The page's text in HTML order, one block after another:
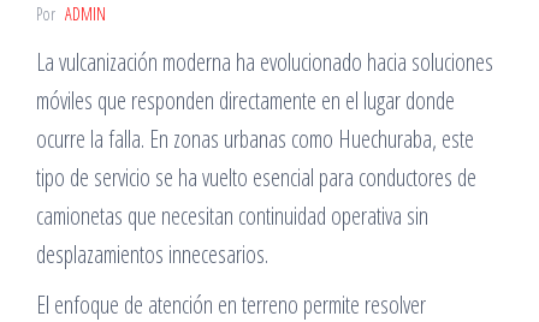
Por ADMIN
La vulcanización moderna ha evolucionado hacia soluciones
móviles que responden directamente en el lugar donde
ocurre la falla. En zonas urbanas como Huechuraba, este
tipo de servicio se ha vuelto esencial para conductores de
camionetas que necesitan continuidad operativa sin
desplazamientos innecesarios.
El enfoque de atención en terreno permite resolver